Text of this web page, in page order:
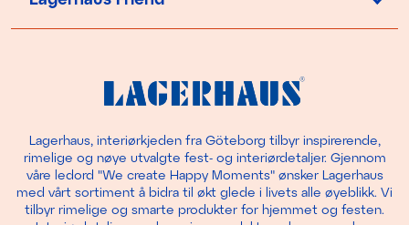
Lagerhaus, interiørkjeden fra Göteborg tilbyr inspirerende,
rimelige og nøye utvalgte fest- og interiørdetaljer. Gjennom
våre ledord "We create Happy Moments" ønsker Lagerhaus
med vårt sortiment å bidra til økt glede i livets alle øyeblikk. Vi
tilbyr rimelige og smarte produkter for hjemmet og festen.